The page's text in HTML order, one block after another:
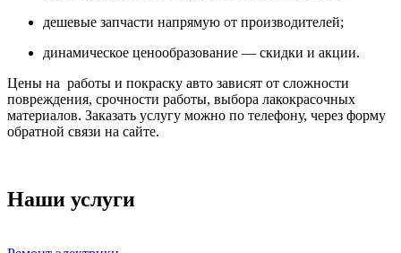
дешевые запчасти напрямую от производителей;
динамическое ценообразование — скидки и акции.
Цены на работы и покраску авто зависят от сложности
повреждения, срочности работы, выбора лакокрасочных
материалов. Заказать услугу можно по телефону, через форму
обратной связи на сайте.
Наши услуги